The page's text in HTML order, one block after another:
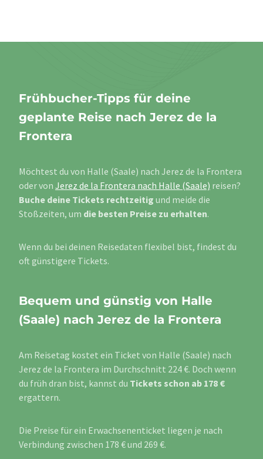
Frühbucher-Tipps für deine
geplante Reise nach Jerez de la
Frontera
Möchtest du von Halle (Saale) nach Jerez de la Frontera
oder von Jerez de la Frontera nach Halle (Saale) reisen?
Buche deine Tickets rechtzeitig und meide die
Stoßzeiten, um die besten Preise zu erhalten.
Wenn du bei deinen Reisedaten flexibel bist, findest du
oft günstigere Tickets.
Bequem und günstig von Halle
(Saale) nach Jerez de la Frontera
Am Reisetag kostet ein Ticket von Halle (Saale) nach
Jerez de la Frontera im Durchschnitt 224 €. Doch wenn
du früh dran bist, kannst du Tickets schon ab 178 €
ergattern.
Die Preise für ein Erwachsenenticket liegen je nach
Verbindung zwischen 178 € und 269 €.